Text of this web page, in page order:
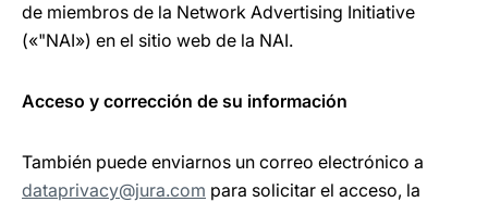
de miembros de la Network Advertising Initiative
(«"NAI») en el sitio web de la NAI.
Acceso y corrección de su información
También puede enviarnos un correo electrónico a
dataprivacy@jura.com para solicitar el acceso, la